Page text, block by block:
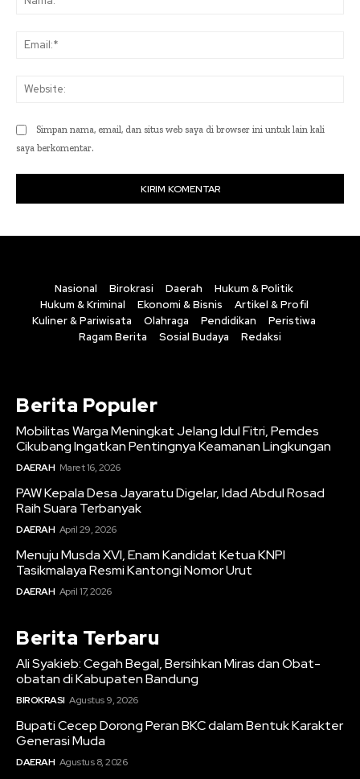
Simpan nama, email, dan situs web saya di browser ini untuk lain kali
saya berkomentar.
Nasional Birokrasi Daerah
Hukum & Politik
Hukum & Kriminal
Ekonomi & Bisnis
Artikel & Profil
Kuliner & Pariwisata
Olahraga Pendidikan
Peristiwa
Ragam Berita
Sosial Budaya Redaksi
Berita Populer
Mobilitas Warga Meningkat Jelang Idul Fitri, Pemdes
Cikubang Ingatkan Pentingnya Keamanan Lingkungan
DAERAH Maret 16, 2026
PAW Kepala Desa Jayaratu Digelar, Idad Abdul Rosad
Raih Suara Terbanyak
DAERAH April 29, 2026
Menuju Musda XVI, Enam Kandidat Ketua KNPI
Tasikmalaya Resmi Kantongi Nomor Urut
DAERAH April 17, 2026
Berita Terbaru
Ali Syakieb: Cegah Begal, Bersihkan Miras dan Obat-
obatan di Kabupaten Bandung
BIROKRASI Agustus 9, 2026
Bupati Cecep Dorong Peran BKC dalam Bentuk Karakter
Generasi Muda
DAERAH Agustus 8, 2026